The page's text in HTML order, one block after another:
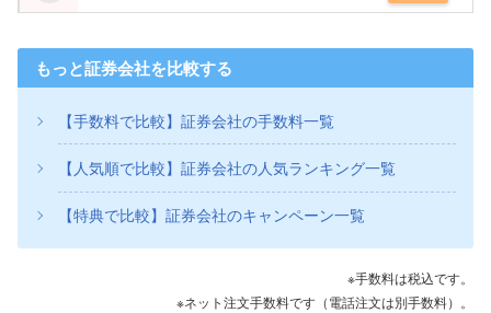
もっと証券会社を比較する
【手数料で比較】証券会社の手数料一覧
【人気順で比較】証券会社の人気ランキング一覧
【特典で比較】証券会社のキャンペーン一覧
※手数料は税込です。
※ネット注文手数料です（電話注文は別手数料）。